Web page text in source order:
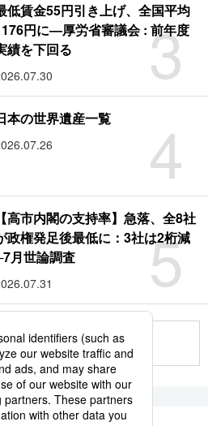
3
低賃金55円引き上げ、全国平均
円に―厚労省審議会 : 前年度
績を下回る
4
本の世界遺産一覧
5
【高市内閣の支持率】急落、全8社
政権発足後最低に：3社は2桁減
月世論調査
と見る